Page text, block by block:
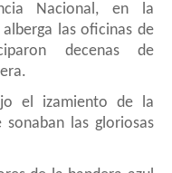
Nacional, en la
berga lasoficinas de
decenas de
el izamiento de la
sonaban las gloriosas